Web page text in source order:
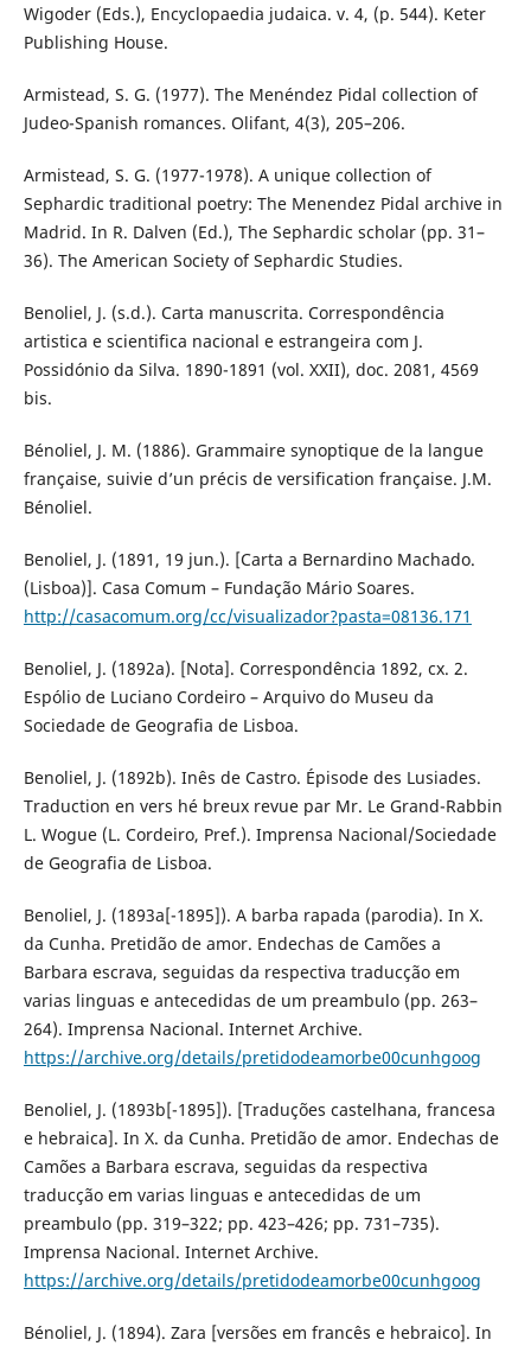
Wigoder (Eds.), Encyclopaedia judaica. v. 4, (p. 544). Keter
Publishing House.
Armistead, S. G. (1977). The Menéndez Pidal collection of
Judeo-Spanish romances. Olifant, 4(3), 205–206.
Armistead, S. G. (1977-1978). A unique collection of
Sephardic traditional poetry: The Menendez Pidal archive in
Madrid. In R. Dalven (Ed.), The Sephardic scholar (pp. 31–
36). The American Society of Sephardic Studies.
Benoliel, J. (s.d.). Carta manuscrita. Correspondência
artistica e scientifica nacional e estrangeira com J.
Possidónio da Silva. 1890-1891 (vol. XXII), doc. 2081, 4569
bis.
Bénoliel, J. M. (1886). Grammaire synoptique de la langue
française, suivie d’un précis de versification française. J.M.
Bénoliel.
Benoliel, J. (1891, 19 jun.). [Carta a Bernardino Machado.
(Lisboa)]. Casa Comum – Fundação Mário Soares.
http://casacomum.org/cc/visualizador?pasta=08136.171
Benoliel, J. (1892a). [Nota]. Correspondência 1892, cx. 2.
Espólio de Luciano Cordeiro – Arquivo do Museu da
Sociedade de Geografia de Lisboa.
Benoliel, J. (1892b). Inês de Castro. Épisode des Lusiades.
Traduction en vers hé breux revue par Mr. Le Grand-Rabbin
L. Wogue (L. Cordeiro, Pref.). Imprensa Nacional/Sociedade
de Geografia de Lisboa.
Benoliel, J. (1893a[-1895]). A barba rapada (parodia). In X.
da Cunha. Pretidão de amor. Endechas de Camões a
Barbara escrava, seguidas da respectiva traducção em
varias linguas e antecedidas de um preambulo (pp. 263–
264). Imprensa Nacional. Internet Archive.
https://archive.org/details/pretidodeamorbe00cunhgoog
Benoliel, J. (1893b[-1895]). [Traduções castelhana, francesa
e hebraica]. In X. da Cunha. Pretidão de amor. Endechas de
Camões a Barbara escrava, seguidas da respectiva
traducção em varias linguas e antecedidas de um
preambulo (pp. 319–322; pp. 423–426; pp. 731–735).
Imprensa Nacional. Internet Archive.
https://archive.org/details/pretidodeamorbe00cunhgoog
Bénoliel, J. (1894). Zara [versões em francês e hebraico]. In